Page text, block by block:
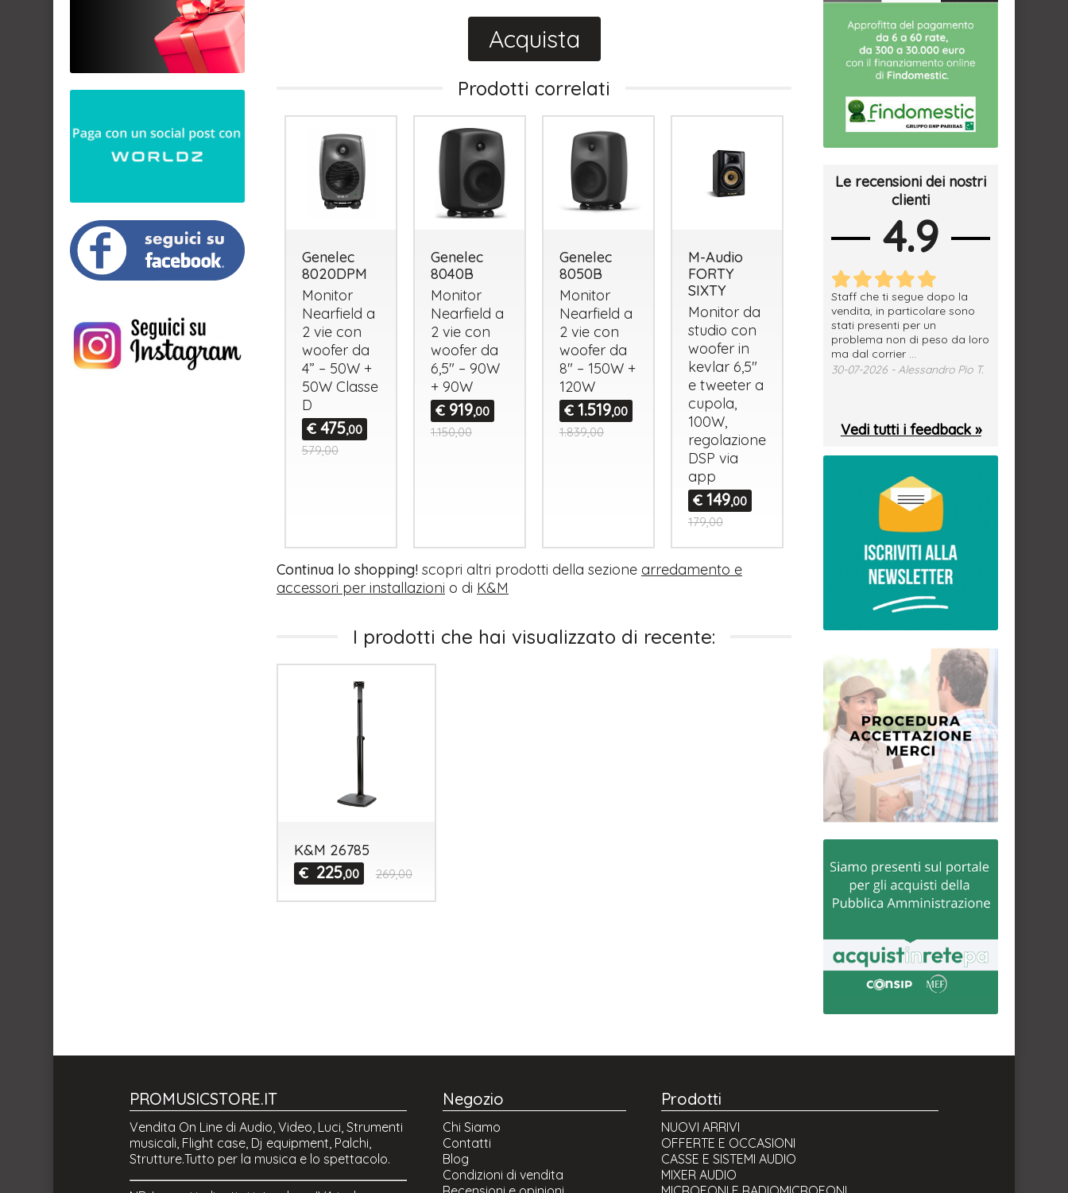
Acquista
Prodotti correlati
Genelec
8020DPM
Monitor
Nearfield a
2 vie con
woofer da
4” – 50W +
50W Classe
D
€ 475,00
579,00
Genelec
8040B
Monitor
Nearfield a
2 vie con
woofer da
6,5" – 90W
+ 90W
€ 919,00
1.150,00
Genelec
8050B
Monitor
Nearfield a
2 vie con
woofer da
8" – 150W +
120W
€ 1.519,00
1.839,00
M-Audio
FORTY
SIXTY
Monitor da
studio con
woofer in
kevlar 6,5"
e tweeter a
cupola,
100W,
regolazione
DSP via
app
€ 149,00
179,00
Continua lo shopping!scopri altri prodotti della sezione arredamento e
accessori per installazioni o di K&M
I prodotti che hai visualizzato di recente:
K&M 26785
€ 225,00 269,00
Le recensioni dei nostri
clienti
4.9
Tutto perfetto, materiale
ottimo e spedizione
velocissima, grazie.
03-08-2026 - Daniele S.
Staff che ti segue dopo la
vendita, in particolare sono
stati presenti per un
problema non di peso da loro
ma dal corrier ...
30-07-2026 - Alessandro Pio T.
Vedi tutti i feedback »
PROMUSICSTORE.IT
Vendita On Line di Audio, Video, Luci, Strumenti
musicali, Flight case, Dj equipment, Palchi,
Strutture.Tutto per la musica e lo spettacolo.
Negozio
Chi Siamo
Contatti
Blog
Condizioni di vendita
Prodotti
NUOVI ARRIVI
OFFERTE E OCCASIONI
CASSE E SISTEMI AUDIO
MIXER AUDIO